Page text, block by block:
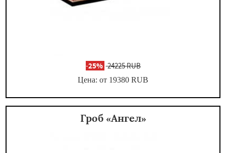
-25% 24225 RUB
Цена: от 19380 RUB
Гроб «Ангел»